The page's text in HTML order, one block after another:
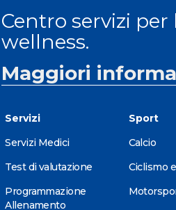
Centro servizi
wellness.
Maggiori
Servizi
Servizi Medici
Test di valutazione
Programmazione
Allenamento
Sport
Calcio
Ciclismo